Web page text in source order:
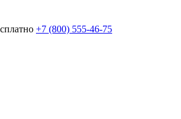
+7 (800) 555-46-75